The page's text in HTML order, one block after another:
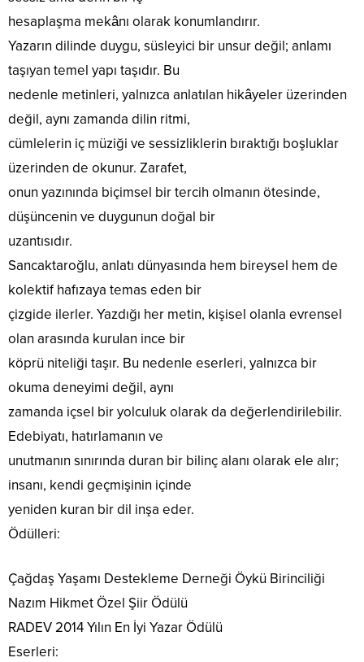
hesaplaşma mekânı olarak konumlandırır.
Yazarın dilinde duygu, süsleyici bir unsur değil; anlamı
taşıyan temel yapı taşıdır. Bu
nedenle metinleri, yalnızca anlatılan hikâyeler üzerinden
değil, aynı zamanda dilin ritmi,
cümlelerin iç müziği ve sessizliklerin bıraktığı boşluklar
üzerinden de okunur. Zarafet,
onun yazınında biçimsel bir tercih olmanın ötesinde,
düşüncenin ve duygunun doğal bir
uzantısıdır.
Sancaktaroğlu, anlatı dünyasında hem bireysel hem de
kolektif hafızaya temas eden bir
çizgide ilerler. Yazdığı her metin, kişisel olanla evrensel
olan arasında kurulan ince bir
köprü niteliği taşır. Bu nedenle eserleri, yalnızca bir
okuma deneyimi değil, aynı
zamanda içsel bir yolculuk olarak da değerlendirilebilir.
Edebiyatı, hatırlamanın ve
unutmanın sınırında duran bir bilinç alanı olarak ele alır;
insanı, kendi geçmişinin içinde
yeniden kuran bir dil inşa eder.
Ödülleri:
Çağdaş Yaşamı Destekleme Derneği Öykü Birinciliği
Nazım Hikmet Özel Şiir Ödülü
RADEV 2014 Yılın En İyi Yazar Ödülü
Eserleri: